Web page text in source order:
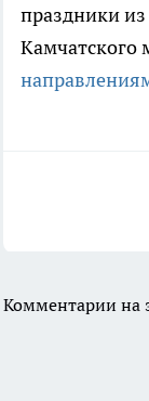
праздники
Камчатского
Комментарии на